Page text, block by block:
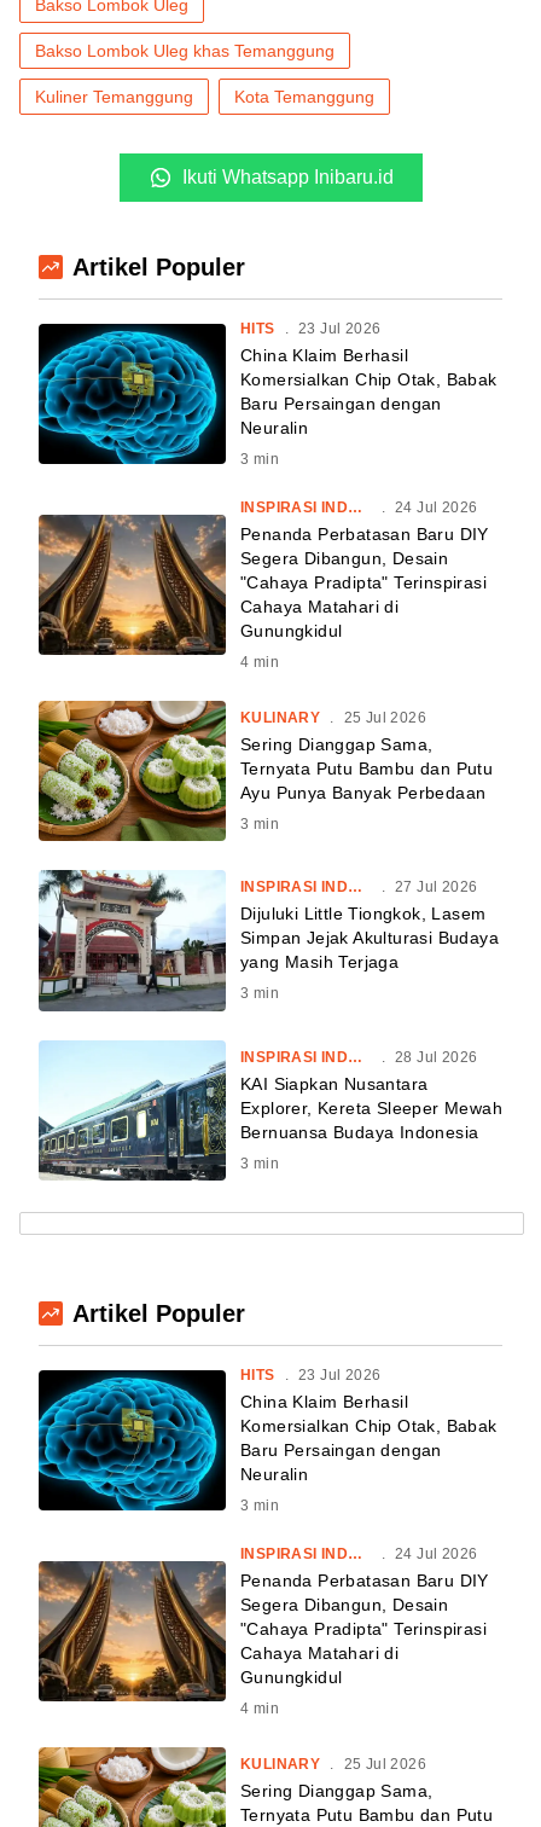
Bakso Lombok Uleg
Bakso Lombok Uleg khas Temanggung
Kuliner Temanggung Kota Temanggung
Ikuti Whatsapp Inibaru.id
Artikel Populer
HITS . 23 Jul 2026
China Klaim Berhasil
Komersialkan Chip Otak, Babak
Baru Persaingan dengan
Neuralin
3 min
INSPIRASI INDONESIA . 24 Jul 2026
Penanda Perbatasan Baru DIY
Segera Dibangun, Desain
"Cahaya Pradipta" Terinspirasi
Cahaya Matahari di
Gunungkidul
4 min
KULINARY . 25 Jul 2026
Sering Dianggap Sama,
Ternyata Putu Bambu dan Putu
Ayu Punya Banyak Perbedaan
3 min
INSPIRASI INDONESIA . 27 Jul 2026
Dijuluki Little Tiongkok, Lasem
Simpan Jejak Akulturasi Budaya
yang Masih Terjaga
3 min
INSPIRASI INDONESIA 28 Jul 2026
KAI Siapkan Nusantara
Explorer, Kereta Sleeper Mewah
Bernuansa Budaya Indonesia
3 min
Artikel Populer
HITS 23 Jul 2026
China Klaim Berhasil
Komersialkan Chip Otak, Babak
Baru Persaingan dengan
Neuralin
3 min
INSPIRASI INDONESIA 24 Jul 2026
Penanda Perbatasan Baru DIY
Segera Dibangun, Desain
"Cahaya Pradipta" Terinspirasi
Cahaya Matahari di
Gunungkidul
4 min
KULINARY . 25 Jul 2026
Sering Dianggap Sama,
Ternyata Putu Bambu dan Putu